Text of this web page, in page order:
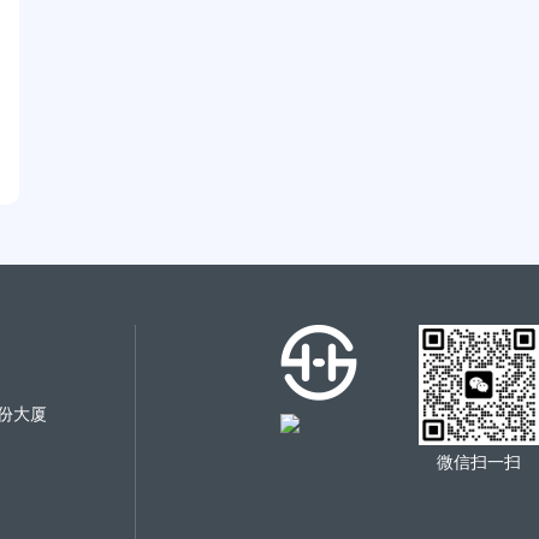
大厦
微信扫一扫